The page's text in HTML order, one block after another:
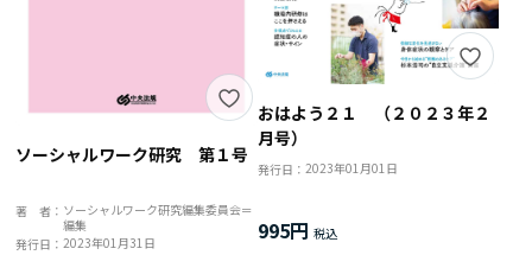
ソーシャルワーク研究 第１号
著 者： ソーシャルワーク研究編集委員会＝
編集
発行日：2023年01月31日
おはよう２１ （２０２３年２
月号）
発行日： 2023年01月01日
995円